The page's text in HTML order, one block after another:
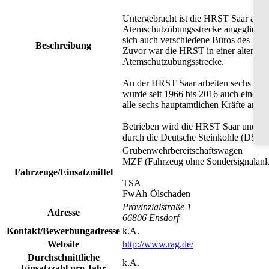
Beschreibung
Untergebracht ist die HRST Saar an
Atemschutzübungsstrecke
sich auch verschiedene Büros des
Zuvor war die HRST in einer alten
Atemschutzübungsstrecke.
An der HRST Saar arbeiten sechs
wurde seit 1966 bis 2016 auch eine
alle sechs hauptamtlichen Kräfte an.
Betrieben wird die HRST Saar und
durch die Deutsche Steinkohle
Fahrzeuge/Einsatzmittel
Grubenwehrbereitschaftswagen
MZF (Fahrzeug ohne
TSA
FwAh-Ölschaden
Adresse
Provinzialstraße 1
66806 Ensdorf
Kontakt/Bewerbungadresse k.A.
Website
http://www.rag.de/
Durchschnittliche
k.A.